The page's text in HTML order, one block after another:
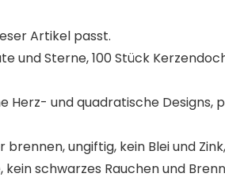
Artikel passt.
und Sterne, 100 Stück
Herz- und quadratische
brennen, ungiftig, kein Blei und
schwarzes Rauchen und